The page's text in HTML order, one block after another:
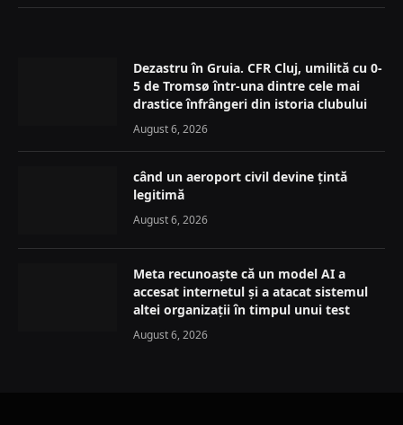
Dezastru în Gruia. CFR Cluj, umilită cu 0-
5 de Tromsø într-una dintre cele mai
drastice înfrângeri din istoria clubului
August 6, 2026
când un aeroport civil devine țintă
legitimă
August 6, 2026
Meta recunoaște că un model AI a
accesat internetul și a atacat sistemul
altei organizații în timpul unui test
August 6, 2026